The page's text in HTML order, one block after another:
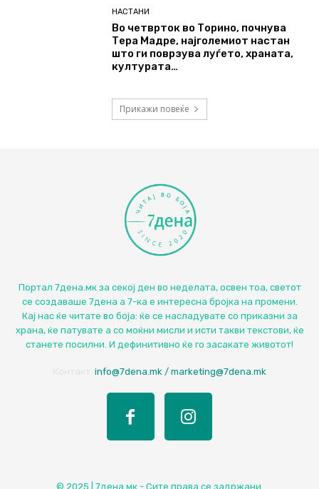
НАСТАНИ
Во четврток во Торино, почнува
Тера Мадре, најголемиот настан
што ги поврзува луѓето, храната,
културата…
Прикажи повеќе
Портал 7дена.мк за секој ден во неделата, освен тоа, светот
се создаваше 7дена а 7-ка е интересна бројка на промени.
Кај нас ќе читате во боја: ќе се насладувате со приказни за
храна, ќе патувате а со моќни мисли и исти такви текстови, ќе
станете посилни. И дефинитивно ќе го засакате животот!
info@7dena.mk / marketing@7dena.mk
© 2025 | 7дена.мк - Сите права се задржани.